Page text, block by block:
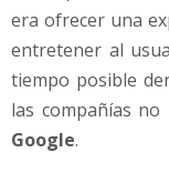
era ofrecer una
entretener al
tiempo posible
las compañías
Google.